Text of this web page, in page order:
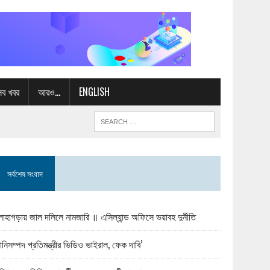
খবর আরও… ENGLISH
সর্বশেষ সংবাদ
জাল দলিলে নামজারি ॥ এসিল্যান্ড অফিসে ভয়াবহ দুর্নীতি
প্রতিমন্ত্রীর ভিডিও ভাইরাল, ফেক দাবি’